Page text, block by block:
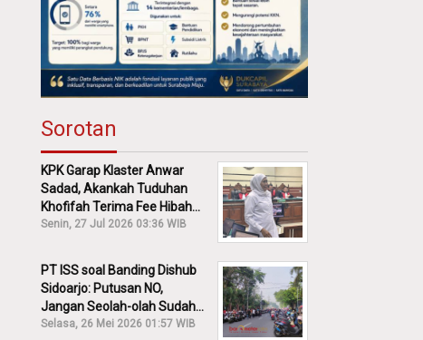
Sorotan
KPK Garap Klaster Anwar
Sadad, Akankah Tuduhan
Khofifah Terima Fee Hibah
30% Diusut?
Senin, 27 Jul 2026 03:36 WIB
PT ISS soal Banding Dishub
Sidoarjo: Putusan NO,
Jangan Seolah-olah Sudah
Menang!
Selasa, 26 Mei 2026 01:57 WIB